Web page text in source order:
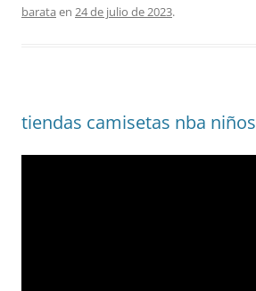
barata en 24 de julio de 2023.
tiendas camisetas nba niños